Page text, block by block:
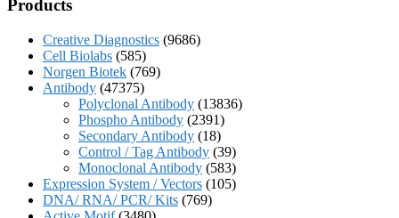
Products
Creative Diagnostics (9686)
Cell Biolabs (585)
Norgen Biotek (769)
Antibody (47375)
Polyclonal Antibody (13836)
Phospho Antibody (2391)
Secondary Antibody (18)
Control / Tag Antibody (39)
Monoclonal Antibody (583)
Expression System / Vectors (105)
DNA/ RNA/ PCR/ Kits (769)